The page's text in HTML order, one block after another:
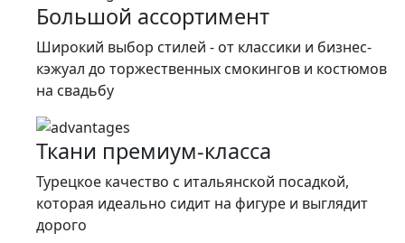
Большой ассортимент
Широкий выбор стилей - от классики и бизнес-
кэжуал до торжественных смокингов и костюмов
на свадьбу
Ткани премиум-класса
Турецкое качество c итальянской посадкой,
которая идеально сидит на фигуре и выглядит
дорого